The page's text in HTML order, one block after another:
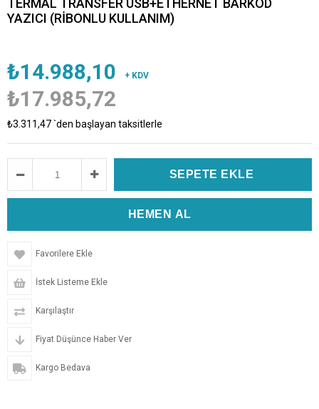
TERMAL TRANSFER USB+ETHERNET BARKOD
YAZICI (RİBONLU KULLANIM)
₺14.988,10 + KDV
₺17.985,72
₺3.311,47`den başlayan taksitlerle
Favorilere Ekle
İstek Listeme Ekle
Karşılaştır
Fiyat Düşünce Haber Ver
Kargo Bedava